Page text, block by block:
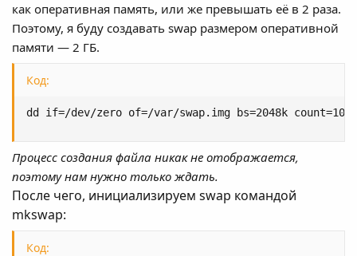
как оперативная память, или же превышать её в 2 раза.
Поэтому, я буду создавать swap размером оперативной
памяти — 2 ГБ.
Код:
dd if=/dev/zero of=/var/swap.img bs=2048k count=1000
Процесс создания файла никак не отображается,
поэтому нам нужно только ждать.
После чего, инициализируем swap командой
mkswap:
Код: